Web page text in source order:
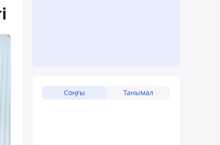
Соңғы Танымал